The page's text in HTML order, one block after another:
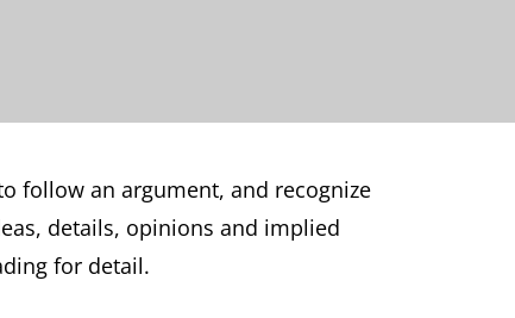
follow an argument, and recognize
details, opinions and implied
for detail.